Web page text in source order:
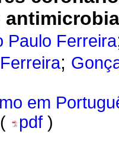
Paulo Ferreira
;
em
pdf )